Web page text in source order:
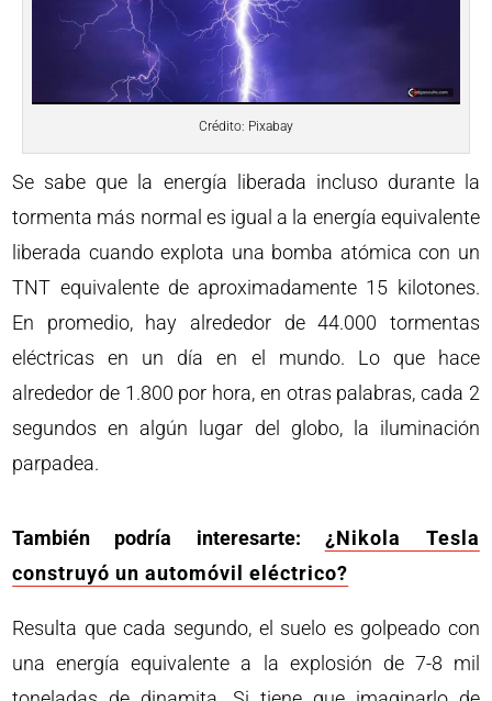
Crédito: Pixabay
Se sabe que la energía liberada incluso durante la
tormenta más normal es igual a la energía equivalente
liberada cuando explota una bomba atómica con un
TNT equivalente de aproximadamente 15 kilotones.
En promedio, hay alrededor de 44.000 tormentas
eléctricas en un día en el mundo. Lo que hace
alrededor de 1.800 por hora, en otras palabras, cada 2
segundos en algún lugar del globo, la iluminación
parpadea.
También podría interesarte:
¿Nikola Tesla
construyó un automóvil eléctrico?
Resulta que cada segundo, el suelo es golpeado con
una energía equivalente a la explosión de 7-8 mil